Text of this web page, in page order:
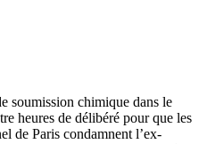
soumission chimique dans le
heures de délibéré pour que les
de Paris condamnent l’ex-